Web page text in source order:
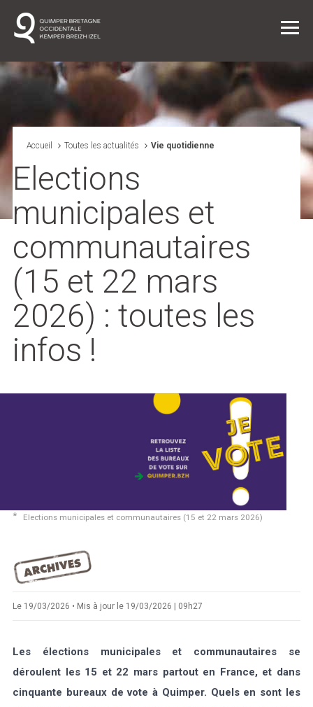
Vie quotidienne
Entreprendre dans l'agglo
L'agglo / L'institution
Projets
Marée Météo/UV
Accueil Toutes les actualités Vie quotidienne
Elections
municipales et
communautaires
(15 et 22 mars
2026) : toutes les
infos !
Elections municipales et communautaires (15 et 22 mars 2026)
Le 19/03/2026 • Mis à jour le 19/03/2026 | 09h27
Les élections municipales et communautaires se
déroulent les 15 et 22 mars partout en France, et dans
cinquante bureaux de vote à Quimper. Quels en sont les